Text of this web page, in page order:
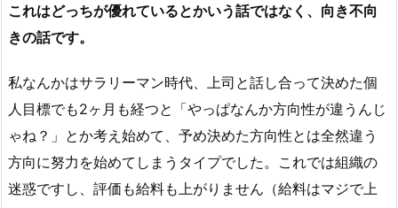
これはどっちが優れているとかいう話ではなく、向き不向
きの話です。
私なんかはサラリーマン時代、上司と話し合って決めた個
人目標でも2ヶ月も経つと「やっぱなんか方向性が違うんじ
ゃね？」とか考え始めて、予め決めた方向性とは全然違う
方向に努力を始めてしまうタイプでした。これでは組織の
迷惑ですし、評価も給料も上がりません（給料はマジで上